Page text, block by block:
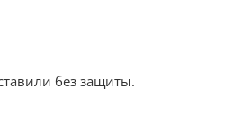
без защиты.